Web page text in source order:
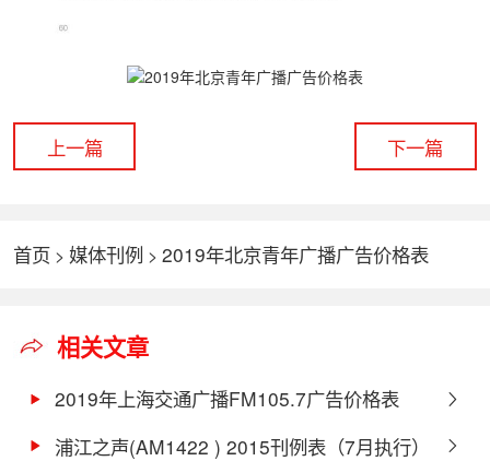
上一篇 下一篇
首页 > 媒体刊例 >2019年北京青年广播广告价格表
相关文章
2019年上海交通广播FM105.7广告价格表
浦江之声(AM1422 ) 2015刊例表（7月执行）